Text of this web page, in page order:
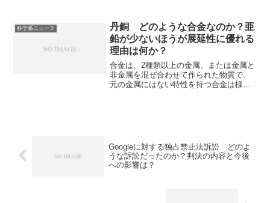
詳細や代替できるようになった理由を知
ることができます。
科学系ニュース
丹銅 どのような合金なのか？亜
鉛が少ないほうが展延性に優れる
理由は何か？
合金は、2種類以上の金属、または金属と
非金属を混ぜ合わせて作られた物質で、
元の金属にはない特性を持つ合金は様々
Googleに対する独占禁止法訴訟 どのよ
うな訴訟だったのか？判決の内容と今後
への影響は？